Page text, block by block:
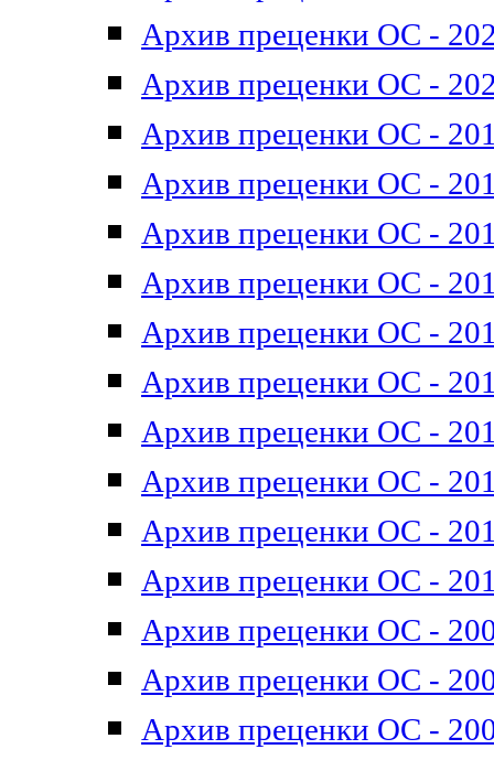
Архив преценки ОС -
Архив преценки ОС -
Архив преценки ОС -
Архив преценки ОС -
Архив преценки ОС -
Архив преценки ОС -
Архив преценки ОС -
Архив преценки ОС -
Архив преценки ОС -
Архив преценки ОС -
Архив преценки ОС -
Архив преценки ОС -
Архив преценки ОС -
Архив преценки ОС -
Архив преценки ОС -